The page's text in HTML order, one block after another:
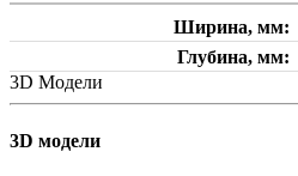
Ширина, мм
Глубина, мм
3D Модели
3D модели